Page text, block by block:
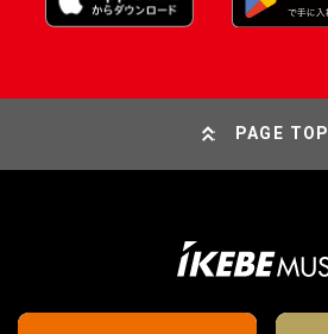
PAGE TOP